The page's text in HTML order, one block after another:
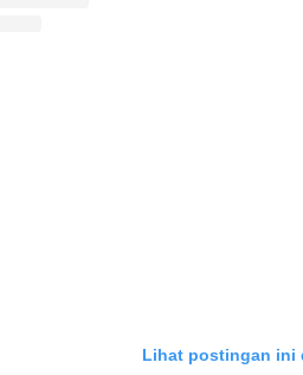
Lihat postingan ini